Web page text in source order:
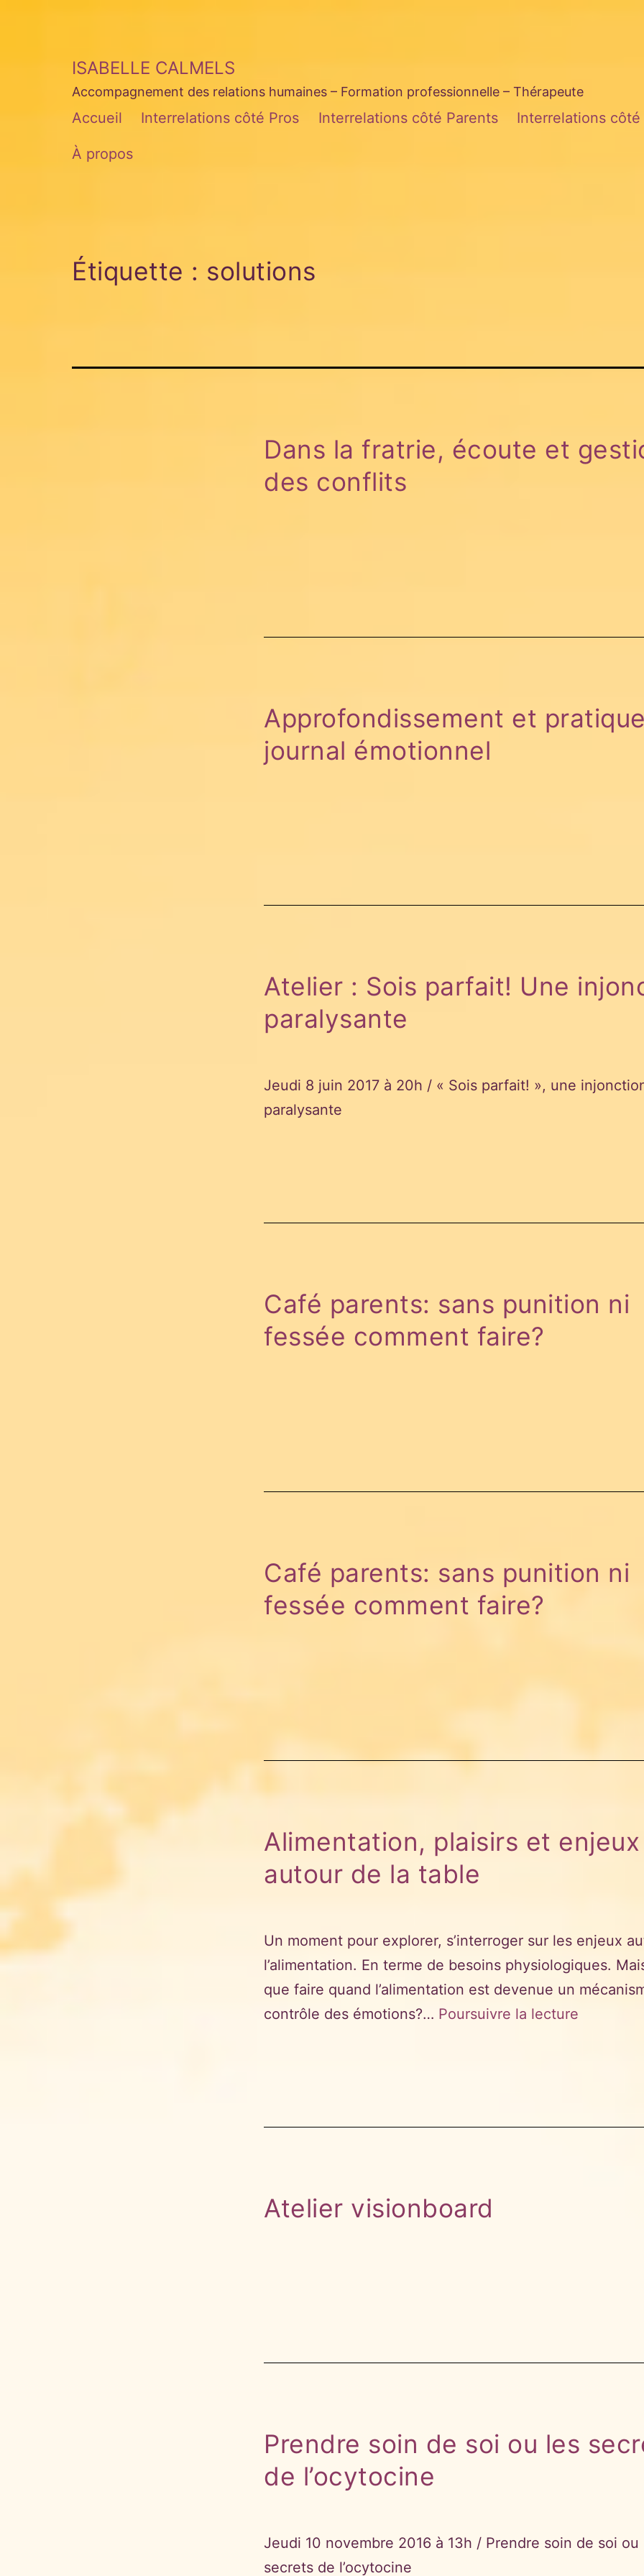
ISABELLE CALMELS
Accompagnement des relations humaines – Formation professionnelle – Thérapeute
Accueil Interrelations côté Pros Interrelations côté Parents Interrelations côté
À propos
Étiquette : solutions
Dans la fratrie, écoute et
des conflits
Approfondissement et
journal émotionnel
Atelier : Sois parfait! Une
paralysante
Jeudi 8 juin 2017 à 20h / « Sois parfait! », une
paralysante
Café parents: sans punition ni
fessée comment faire?
Café parents: sans punition ni
fessée comment faire?
Alimentation, plaisirs et enjeux
autour de la table
Un moment pour explorer, s’interroger sur les enjeux
l’alimentation. En terme de besoins physiologiques.
que faire quand l’alimentation est devenue un
contrôle des émotions?… Poursuivre la lecture
Atelier visionboard
Prendre soin de soi ou les
de l’ocytocine
Jeudi 10 novembre 2016 à 13h / Prendre soin de soi ou
secrets de l’ocytocine